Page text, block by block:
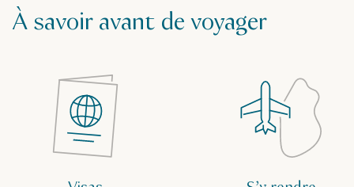
À savoir avant de voyager